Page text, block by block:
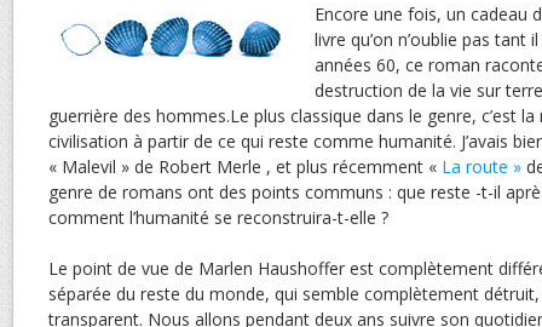
Encore une fois, un cadeau
livre qu’on n’oublie pas tant
années 60, ce roman
destruction de la vie sur
guerrière des hommes.Le plus classique dans le genre, c’est la
civilisation à partir de ce qui reste comme humanité. J’avais
« Malevil » de Robert Merle , et plus récemment « La route »
genre de romans ont des points communs : que reste -t-il
comment l’humanité se reconstruira-t-elle ?
Le point de vue de Marlen Haushoffer est complètement
séparée du reste du monde, qui semble complètement
transparent. Nous allons pendant deux ans suivre son